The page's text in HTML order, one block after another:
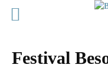
Festival